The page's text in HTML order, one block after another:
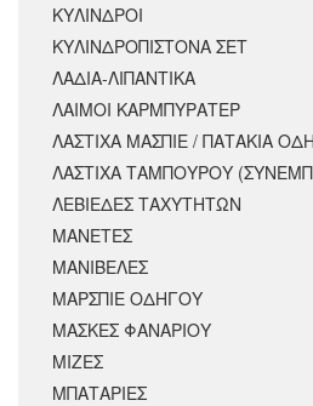
ΚΥΛΙΝΔΡΟΙ
ΚΥΛΙΝΔΡΟΠΙΣΤΟΝΑ ΣΕΤ
ΛΑΔΙΑ-ΛΙΠΑΝΤΙΚΑ
ΛΑΙΜΟΙ ΚΑΡΜΠΥΡΑΤΕΡ
ΛΑΣΤΙΧΑ ΜΑΣΠΙΕ / ΠΑΤΑΚΙΑ
ΛΑΣΤΙΧΑ ΤΑΜΠΟΥΡΟΥ
ΛΕΒΙΕΔΕΣ ΤΑΧΥΤΗΤΩΝ
ΜΑΝΕΤΕΣ
ΜΑΝΙΒΕΛΕΣ
ΜΑΡΣΠΙΕ ΟΔΗΓΟΥ
ΜΑΣΚΕΣ ΦΑΝΑΡΙΟΥ
ΜΙΖΕΣ
ΜΠΑΤΑΡΙΕΣ